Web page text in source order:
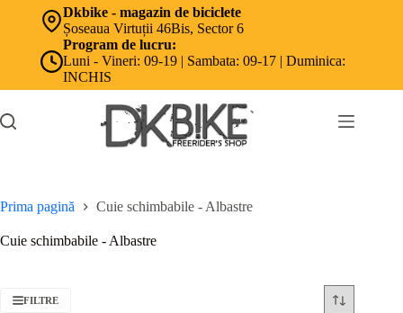
Dkbike - magazin de biciclete
Șoseaua Virtuții 46Bis, Sector 6
Program de lucru:
Luni - Vineri: 09-19 | Sambata: 09-17 | Duminica:
INCHIS
Prima pagină Cuie schimbabile - Albastre
Cuie schimbabile - Albastre
FILTRE